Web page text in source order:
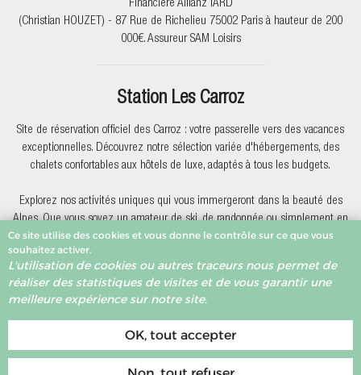
Financière Allianz IARD
(Christian HOUZET) - 87 Rue de Richelieu 75002 Paris à hauteur de 200
000€. Assureur SAM Loisirs
Station Les Carroz
Site de réservation officiel des Carroz : votre passerelle vers des vacances
exceptionnelles. Découvrez notre sélection variée d'hébergements, des
chalets confortables aux hôtels de luxe, adaptés à tous les budgets.
Explorez nos activités uniques qui vous immergeront dans la beauté des
Alpes. Que vous soyez un amateur de ski, de randonnée ou simplement en
quête de détente, nous avons quelque chose pour vous.
Pourquoi réserver avec nous? Nous offrons des offres exclusives, une
assistance client dévouée et la garantie du meilleur prix. Votre expérience
Ce site utilise des cookies et vous donne le contrôle sur ce que vous
souhaitez activer.
L'utilisation de cookies ou autres traceurs nous permet de
réaliser des statistiques de visites et de vous garantir une
meilleure expérience sur notre site.
OK, tout accepter